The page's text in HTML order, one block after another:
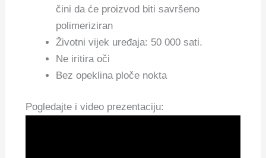
čini da će proizvod biti savršeno
polimeriziran
Životni vijek uređaja: 50 000 sati.
Ne iritira oči
Bez opeklina ploče nokta
Pogledajte i video prezentaciju: